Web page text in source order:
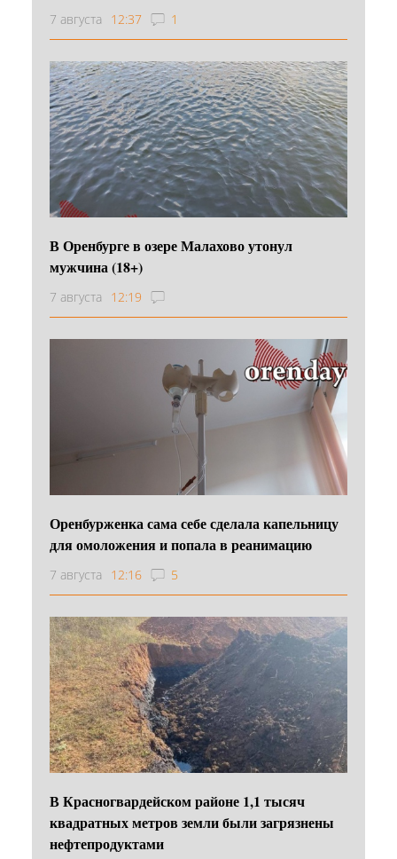
7 августа 12:37 1
В Оренбурге в озере Малахово утонул
мужчина (18+)
7 августа 12:19
Оренбурженка сама себе сделала капельницу
для омоложения и попала в реанимацию
7 августа 12:16 5
В Красногвардейском районе 1,1 тысяч
квадратных метров земли были загрязнены
нефтепродуктами